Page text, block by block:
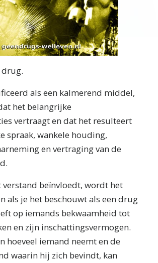
drug.
als een kalmerend middel,
het belangrijke
vertraagt en dat het resulteert
spraak, wankele houding,
en vertraging van de
verstand beïnvloedt, wordt het
als je het beschouwt als een drug
op iemands bekwaamheid tot
en zijn inschattingsvermogen.
hoeveel iemand neemt en de
waarin hij zich bevindt, kan